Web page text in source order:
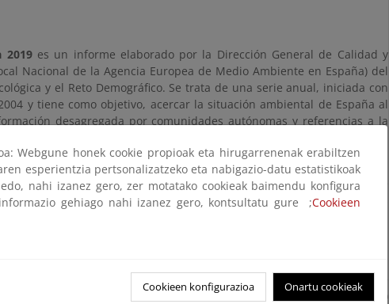
2019es un informe elaborado por la Dirección General de Calidad y
Nacional de la Agencia Europea de Medio Ambiente en España) del
y el Reto Demográfico. Se trata de una serie anual, iniciada con
y tiene como objetivo, acercar la situación ambiental de España al
desagregada por comunidades autónomas y referencias a la
esta edición responde a un proceso de evolución y mejora continua,
de las últimas reuniones de la Red EIONET (Red Europea de
Ambiente), avanzando hacia informes ambientales más sintéticos
las que se agrupan los 14 temas ambientales y sectoriales en los que
apoyado mediante indicadores ambientales (71 en total)
Webgune honek cookie propioak eta hirugarrenenak erabiltzen
esperientzia pertsonalizatzeko eta nabigazio-datu estatistikoak
nahi izanez gero, zer motatako cookieak baimendu konfigura
gehiago nahi izanez gero, kontsultatu gure ;Cookieen
Cookieen konfigurazioa Onartu cookieak